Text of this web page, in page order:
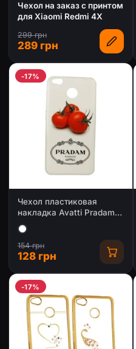
Чехол на заказ с принтом
для Xiaomi Redmi 4X
299 грн
289 грн
-17%
Чехол пластиковая
накладка Avatti Pradam
для Xiaomi Redmi 4X
154 грн
128 грн
-17%